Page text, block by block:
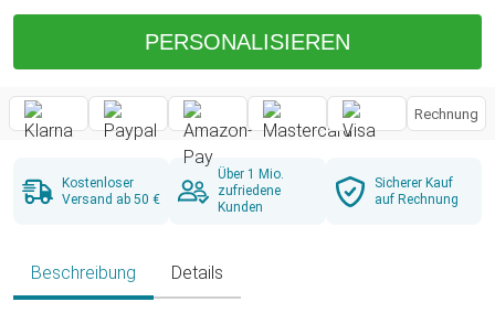
PERSONALISIEREN
Rechnung
Kostenloser
Versand ab 50 €
Über 1 Mio.
zufriedene
Kunden
Sicherer Kauf
auf Rechnung
Beschreibung Details